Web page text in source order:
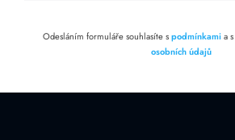
Odesláním formuláře souhlasíte spodmínkamia s
osobních údajů